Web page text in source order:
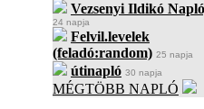
Vezsenyi Ildikó
24 napja
Felvil.levelek
(feladó:random) 25 napja
útinapló 30 napja
MÉGTÖBB NAPLÓ